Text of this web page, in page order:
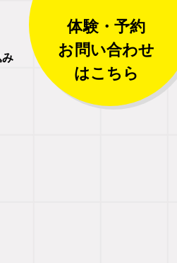
み
体験・予約
お問い合わせ
はこちら